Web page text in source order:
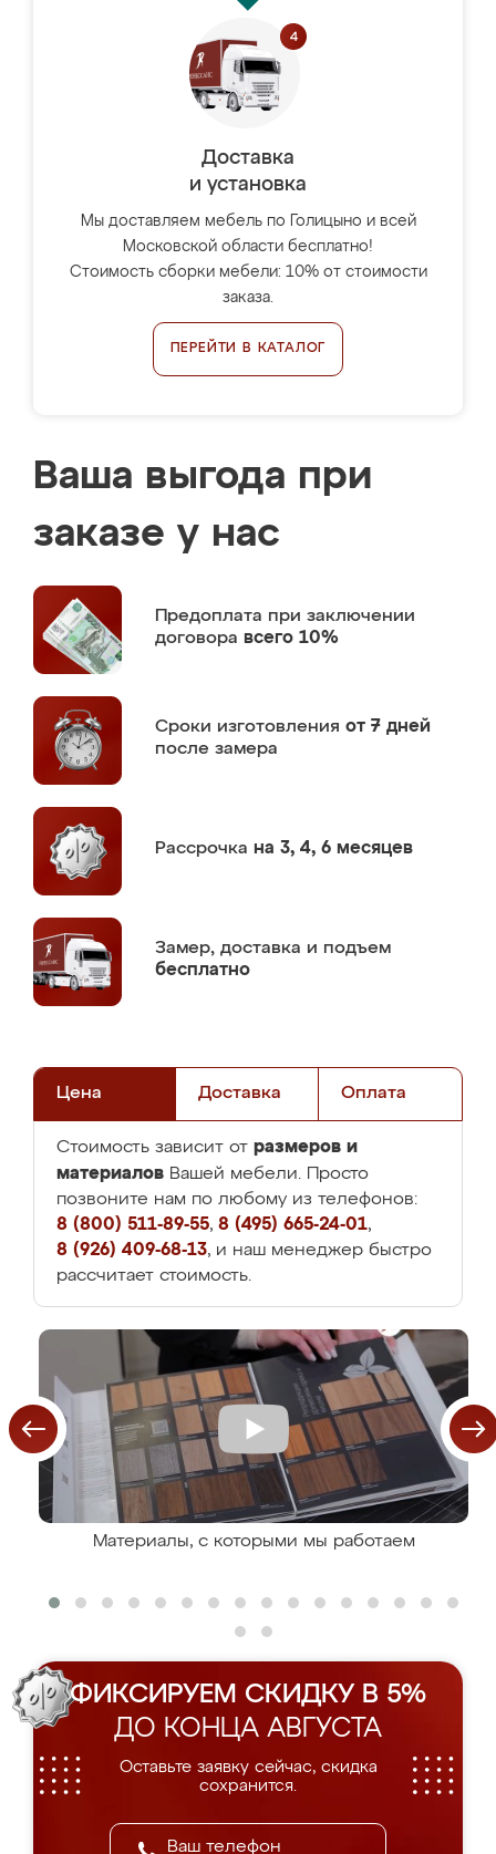
Доставка
и установка
Мы доставляем мебель по Голицыно и всей
Московской области бесплатно!
Стоимость сборки мебели: 10% от стоимости
заказа.
ПЕРЕЙТИ В КАТАЛОГ
Ваша выгода при
заказе у нас
Предоплата при заключении
договора всего 10%
Сроки изготовления от 7 дней
после замера
Рассрочка на 3, 4, 6 месяцев
Замер, доставка и подъем
бесплатно
Цена Доставка Оплата
Стоимость зависит от размеров и
материалов Вашей мебели. Просто
позвоните нам по любому из телефонов:
8 (800) 511-89-55, 8 (495) 665-24-01,
8 (926) 409-68-13, и наш менеджер быстро
рассчитает стоимость.
Материалы, с которыми мы работаем
ФИКСИРУЕМ СКИДКУ В 5%
ДО КОНЦА АВГУСТА
Оставьте заявку сейчас, скидка
сохранится.